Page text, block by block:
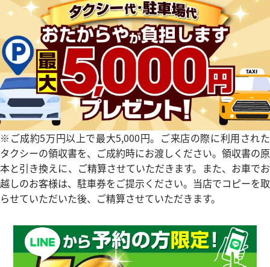
ンテール ウォッチ SM
格
日時点の参考買取価格です
カルティエ カリブル ドゥ カ
W7100015
参考買取価格
438,000 円
※2023年9月27日時点の参考
※ご成約5万円以上で最大5,000円。ご来店の際に利用された
タクシーの領収書を、ご成約時にお渡しください。領収書の原
本と引き換えに、ご精算させていただきます。また、お車でお
越しのお客様は、駐車券をご提示ください。当店でコピーを取
らせていただいた後、ご精算させていただきます。